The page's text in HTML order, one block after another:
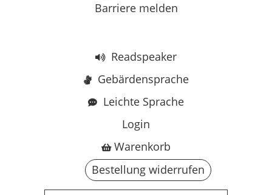
Barriere melden
Readspeaker
Gebärdensprache
Leichte Sprache
Login
Warenkorb
Bestellung widerrufen